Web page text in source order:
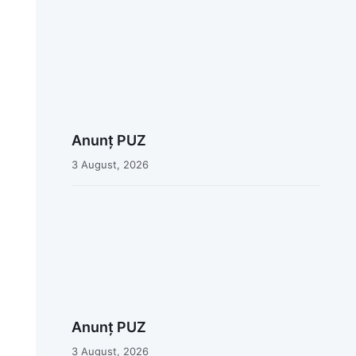
Anunț PUZ
3 August, 2026
Anunț PUZ
3 August, 2026